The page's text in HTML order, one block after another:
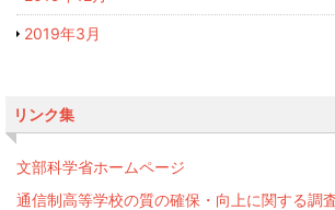
2019年3月
リンク集
文部科学省ホームページ
通信制高等学校の質の確保・向上に関する調